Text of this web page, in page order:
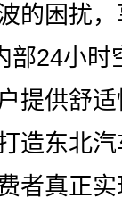
的困扰
部24小时
提供舒
造东北
者真正